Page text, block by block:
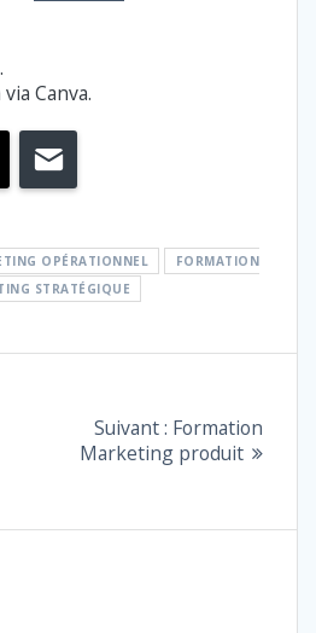
Canva.
OPÉRATIONNEL
FORMATION
STRATÉGIQUE
Suivant : Article
suivant
Formation
Marketing produit